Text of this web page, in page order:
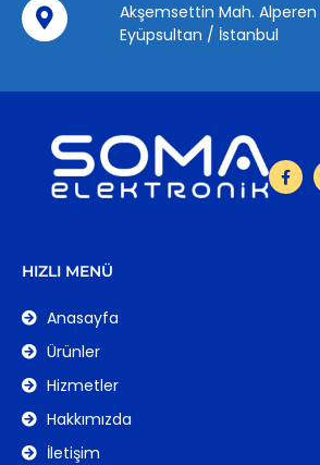
Akşemsettin Mah.
Eyüpsultan / İstanbul
HIZLI MENÜ
Anasayfa
Ürünler
Hizmetler
Hakkımızda
İletişim